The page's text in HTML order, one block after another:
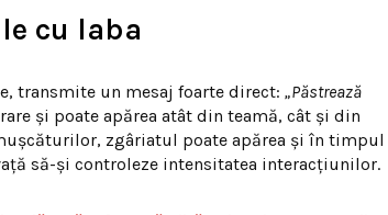
cu laba
transmite un mesaj foarte direct: „Păstrează
și poate apărea atât din teamă, cât și din
zgâriatul poate apărea și în timpul
să-și controleze intensitatea interacțiunilor.